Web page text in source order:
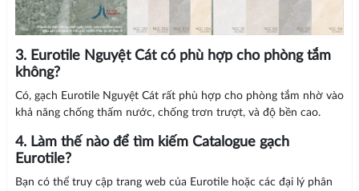
3. Eurotile Nguyệt Cát có phù hợp cho phòng tắm
không?
Có, gạch Eurotile Nguyệt Cát rất phù hợp cho phòng tắm nhờ vào
khả năng chống thấm nước, chống trơn trượt, và độ bền cao.
4. Làm thế nào để tìm kiếm Catalogue gạch
Eurotile?
Bạn có thể truy cập trang web của Eurotile hoặc các đại lý phân